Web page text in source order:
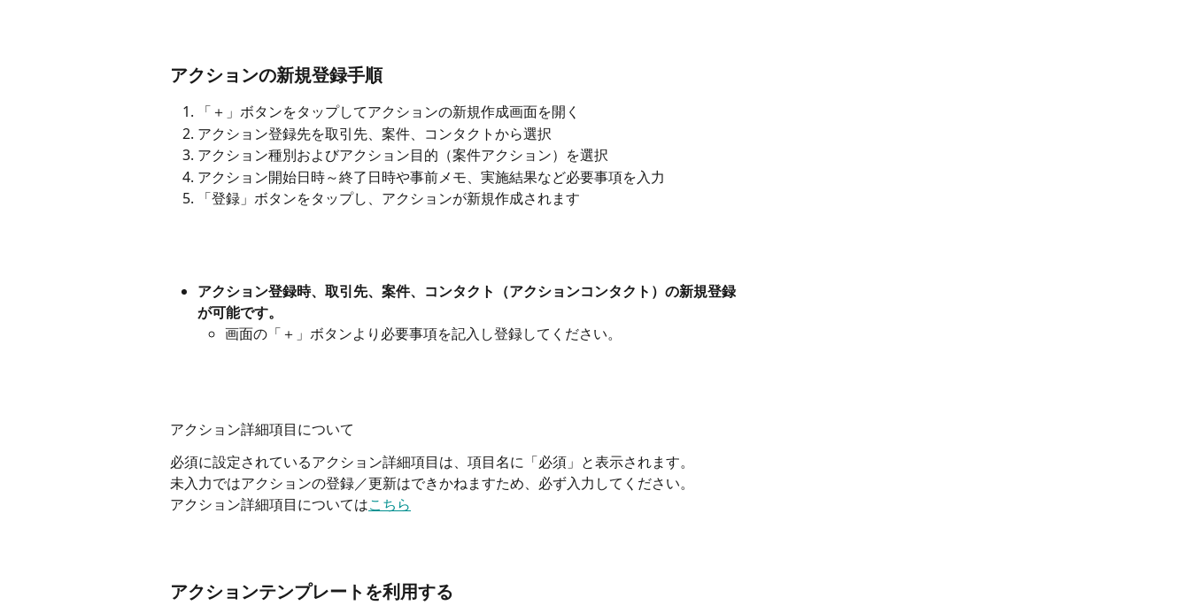
アクションの新規登録手順
「＋」ボタンをタップしてアクションの新規作成画面を開く
アクション登録先を取引先、案件、コンタクトから選択
アクション種別およびアクション目的（案件アクション）を選択
アクション開始日時～終了日時や事前メモ、実施結果など必要事項を入力
「登録」ボタンをタップし、アクションが新規作成されます
アクション登録時、取引先、案件、コンタクト（アクションコンタクト）の新規登録
が可能です。
画面の「＋」ボタンより必要事項を記入し登録してください。
アクション詳細項目について
必須に設定されているアクション詳細項目は、項目名に「必須」と表示されます。
未入力ではアクションの登録／更新はできかねますため、必ず入力してください。
アクション詳細項目についてはこちら
アクションテンプレートを利用する